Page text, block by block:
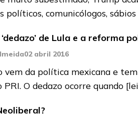
políticos, comunicólogos,
de Lula e a reforma
02 abril 2016
vem da política mexicana e
PRI. O dedazo ocorre quando